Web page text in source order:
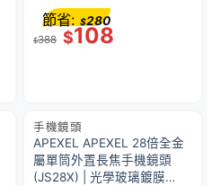
$388 $108
節省: $280
手機鏡頭
APEXEL APEXEL 28倍全金
屬單筒外置長焦手機鏡頭
(JS28X) | 光學玻璃鍍膜